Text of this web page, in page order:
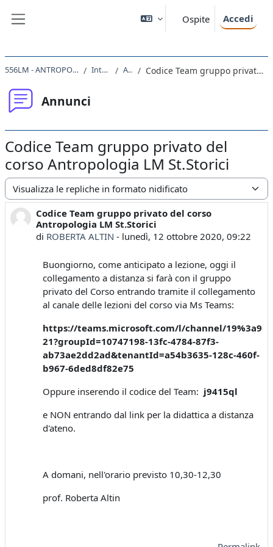
Ospite Accedi
556LM - ANTROPOLOGIA CULTURALE 2020 Introduzione Annunci Codice Team gruppo privato del corso Antropologia LM St.Storici
Annunci
Codice Team gruppo privato del
corso Antropologia LM St.Storici
Modalità visualizzazione
Codice Team gruppo privato del corso
Antropologia LM St.Storici
di ROBERTA ALTIN - lunedì, 12 ottobre 2020, 09:22
Numero di risposte: 0
Buongiorno, come anticipato a lezione, oggi il
collegamento a distanza si farà con il gruppo
privato del Corso entrando tramite il collegamento
al canale delle lezioni del corso via Ms Teams:
https://teams.microsoft.com/l/channel/
21?groupId=10747198-13fc-4784-87f3-
ab73ae2dd2ad&tenantId=a54b3635-128c-460f-
b967-6ded8df82e75
Oppure inserendo il codice del Team: j9415ql
e NON entrando dal link per la didattica a distanza
d'ateno.
A domani, nell'orario previsto 10,30-12,30
prof. Roberta Altin